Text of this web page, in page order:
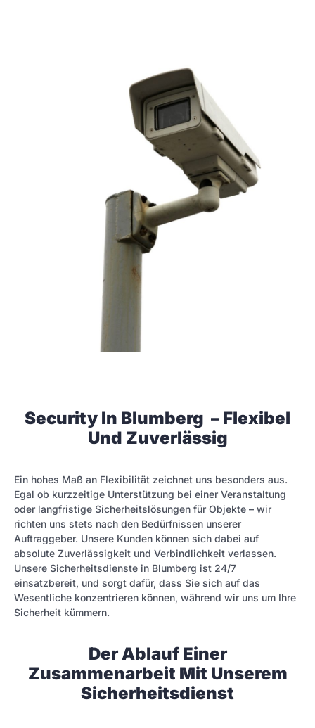
Security In Blumberg – Flexibel
Und Zuverlässig
Ein hohes Maß an Flexibilität zeichnet uns besonders aus.
Egal ob kurzzeitige Unterstützung bei einer Veranstaltung
oder langfristige Sicherheitslösungen für Objekte – wir
richten uns stets nach den Bedürfnissen unserer
Auftraggeber. Unsere Kunden können sich dabei auf
absolute Zuverlässigkeit und Verbindlichkeit verlassen.
Unsere Sicherheitsdienste in Blumberg ist 24/7
einsatzbereit, und sorgt dafür, dass Sie sich auf das
Wesentliche konzentrieren können, während wir uns um Ihre
Sicherheit kümmern.
Der Ablauf Einer
Zusammenarbeit Mit Unserem
Sicherheitsdienst